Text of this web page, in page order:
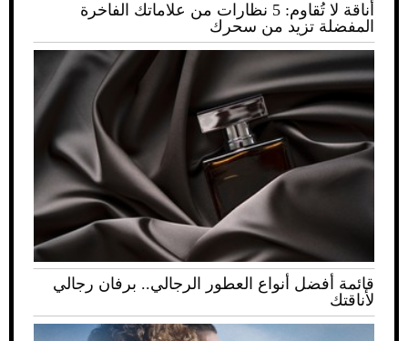
أناقة لا تُقاوم: 5 نظارات من علاماتك الفاخرة
المفضلة تزيد من سحرك
قائمة أفضل أنواع العطور الرجالي.. برفان رجالي
لأناقتك